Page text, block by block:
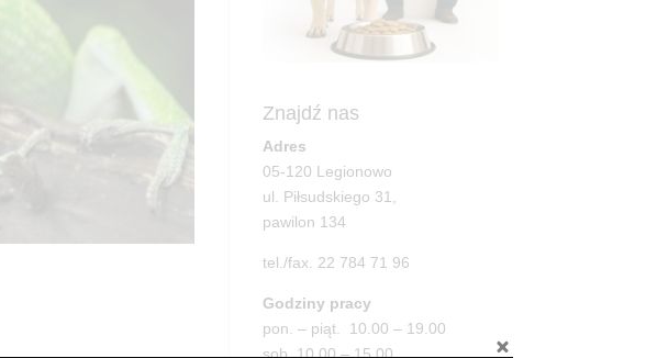
Znajdź nas
Adres
05-120 Legionowo
ul. Piłsudskiego 31,
pawilon 134
tel./fax. 22 784 71 96
Godziny pracy
pon. – piąt. 10.00 – 19.00
sob. 10.00 – 15.00